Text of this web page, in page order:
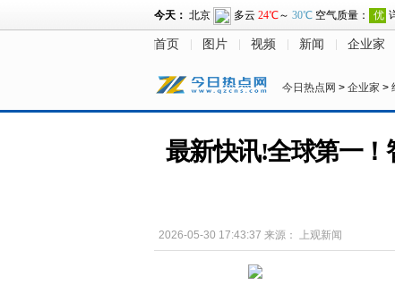
首页 图片 视频 新闻 企业家
今日热点网 > 企业家 >
最新快讯!全球第一！
2026-05-30 17:43:37 来源： 上观新闻